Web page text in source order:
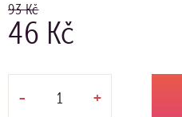
93 Kč
46 Kč
- +